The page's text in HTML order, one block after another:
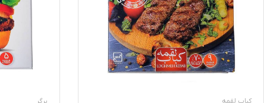
کباب لقمه برگر